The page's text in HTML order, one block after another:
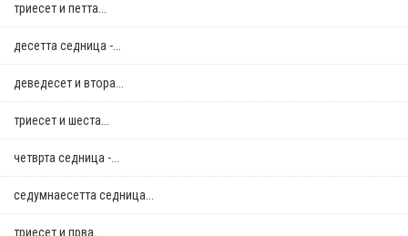
триесет и петта...
десетта седница -...
деведесет и втора...
триесет и шеста...
четврта седница -...
седумнаесетта седница...
триесет и прва...